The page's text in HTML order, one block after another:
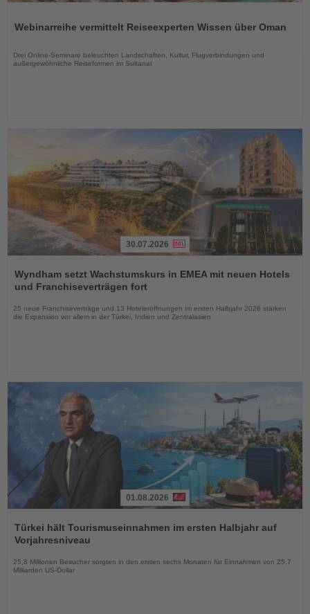
die
Webinarreihe vermittelt Reiseexperten Wissen über Oman
Drei Online-Seminare beleuchten Landschaften, Kultur, Flugverbindungen und
außergewöhnliche Reiseformen im Sultanat
Sie
die
30.07.2026
Wyndham setzt Wachstumskurs in EMEA mit neuen Hotels
und Franchiseverträgen fort
25 neue Franchiseverträge und 13 Hoteleröffnungen im ersten Halbjahr 2026 stärken
die Expansion vor allem in der Türkei, Indien und Zentralasien
Sie
die
Nachrichten
01.08.2026
Türkei hält Tourismuseinnahmen im ersten Halbjahr auf
Vorjahresniveau
25,8 Millionen Besucher sorgten in den ersten sechs Monaten für Einnahmen von 25,7
Milliarden US-Dollar